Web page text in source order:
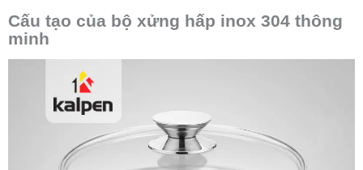
Cấu tạo của bộ xửng hấp inox 304 thông
minh